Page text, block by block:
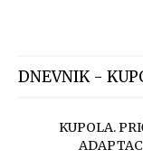
DNEVNIK -
KUPOLA.